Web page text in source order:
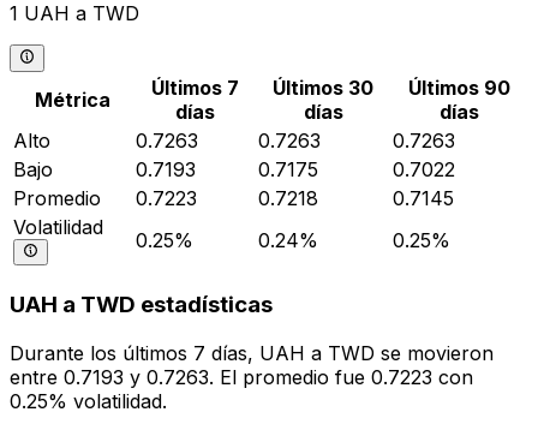
1 UAH a TWD
Métrica
Últimos 7
días
Últimos 30
días
Últimos 90
días
Alto
0.7263 0.7263
0.7263
Bajo
0.7193 0.7175
0.7022
Promedio
0.7223 0.7218
0.7145
Volatilidad
0.25% 0.24% 0.25%
UAH a TWD estadísticas
Durante los últimos 7 días, UAH a TWD se movieron
entre 0.7193 y 0.7263. El promedio fue 0.7223 con
0.25% volatilidad.